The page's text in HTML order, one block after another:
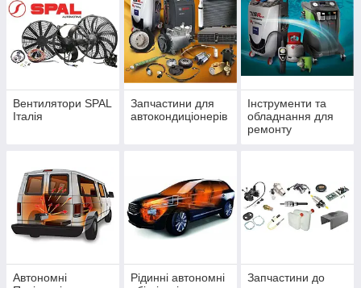
Вентилятори SPAL
Італія
Запчастини для
автокондиціонерів
Інструменти та
обладнання для
ремонту
Автономні
Рідинні автономні
Запчастини до